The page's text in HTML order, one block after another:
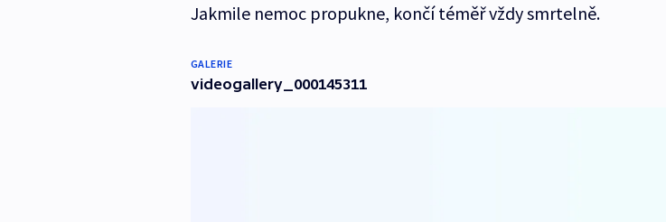
Jakmile nemoc propukne, končí téměř vždy smrtelně.
GALERIE
videogallery_000145311